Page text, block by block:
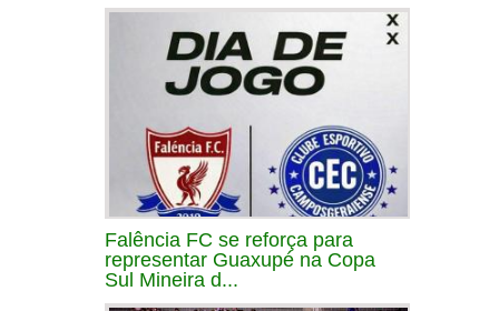
Falência FC se reforça para
representar Guaxupé na Copa
Sul Mineira d...